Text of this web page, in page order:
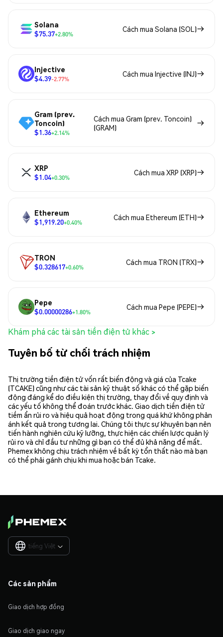
Solana
$75.37+2.80%
Cách mua Solana (SOL)
Injective
$4.39-2.77%
Cách mua Injective (INJ)
Gram (prev.
Toncoin)
$1.36+2.14%
Cách mua Gram (prev. Toncoin)
(GRAM)
XRP
$1.04+0.30%
Cách mua XRP (XRP)
Ethereum
$1,919.20+0.40%
Cách mua Ethereum (ETH)
TRON
$0.328617+0.60%
Cách mua TRON (TRX)
Pepe
$0.00000286+1.80%
Cách mua Pepe (PEPE)
Khám phá các tài sản tiền điện tử khác >
Tuyên bố từ chối trách nhiệm
Thị trường tiền điện tử vốn rất biến động và giá của Tcake
(TCAKE) cũng như các tài sản kỹ thuật số khác có thể gặp biến
động đáng kể do điều kiện thị trường, thay đổi về quy định và
các yếu tố không thể đoán trước khác. Giao dịch tiền điện tử
tiềm ẩn rủi ro và hiệu quả hoạt động trong quá khứ không phản
ánh kết quả trong tương lai. Chúng tôi thực sự khuyên bạn nên
tiến hành nghiên cứu kỹ lưỡng, thực hiện các chiến lược quản lý
rủi ro và chỉ đầu tư những gì bạn có thể đủ khả năng để mất.
Phemex không chịu trách nhiệm về bất kỳ tổn thất nào mà bạn
có thể phải gánh chịu khi mua hoặc bán Tcake.
tiếng Việt 
Các sản phẩm
Giao dịch hợp đồng
Giao dịch giao ngay